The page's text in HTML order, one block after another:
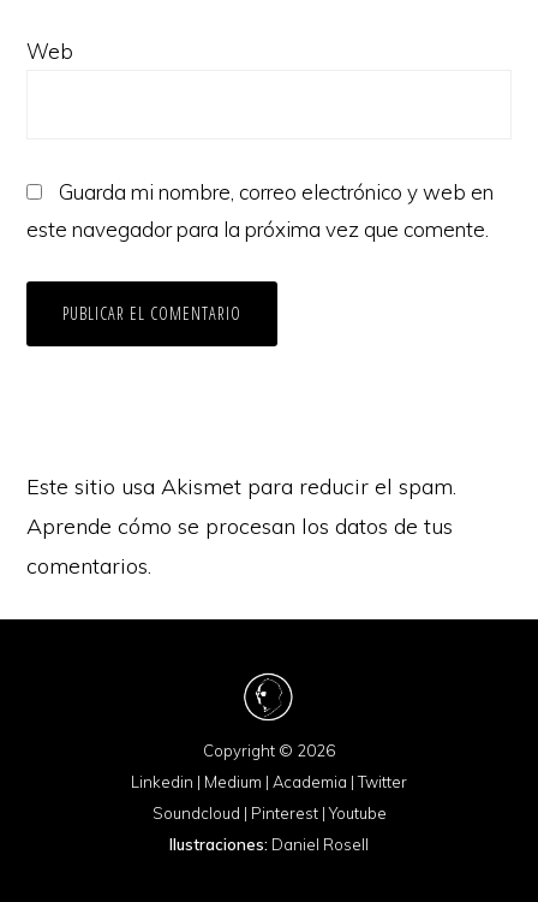
Web
Guarda mi nombre, correo electrónico y web en
este navegador para la próxima vez que comente.
Este sitio usa Akismet para reducir el spam.
Aprende cómo se procesan los datos de tus
comentarios.
Copyright © 2026
Linkedin | Medium | Academia |Twitter
Soundcloud | Pinterest|Youtube
Ilustraciones: Daniel Rosell